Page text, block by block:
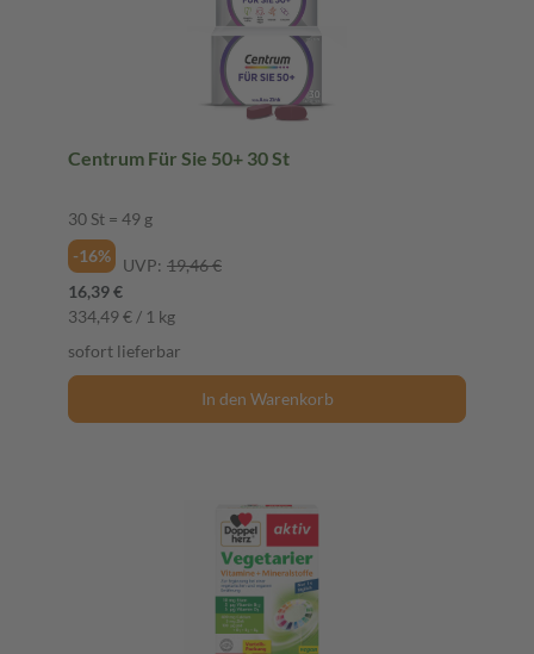
Centrum Für Sie 50+ 30 St
30 St = 49 g
-16%
UVP: 19,46 €
16,39 €
334,49 € / 1 kg
sofort lieferbar
In den Warenkorb